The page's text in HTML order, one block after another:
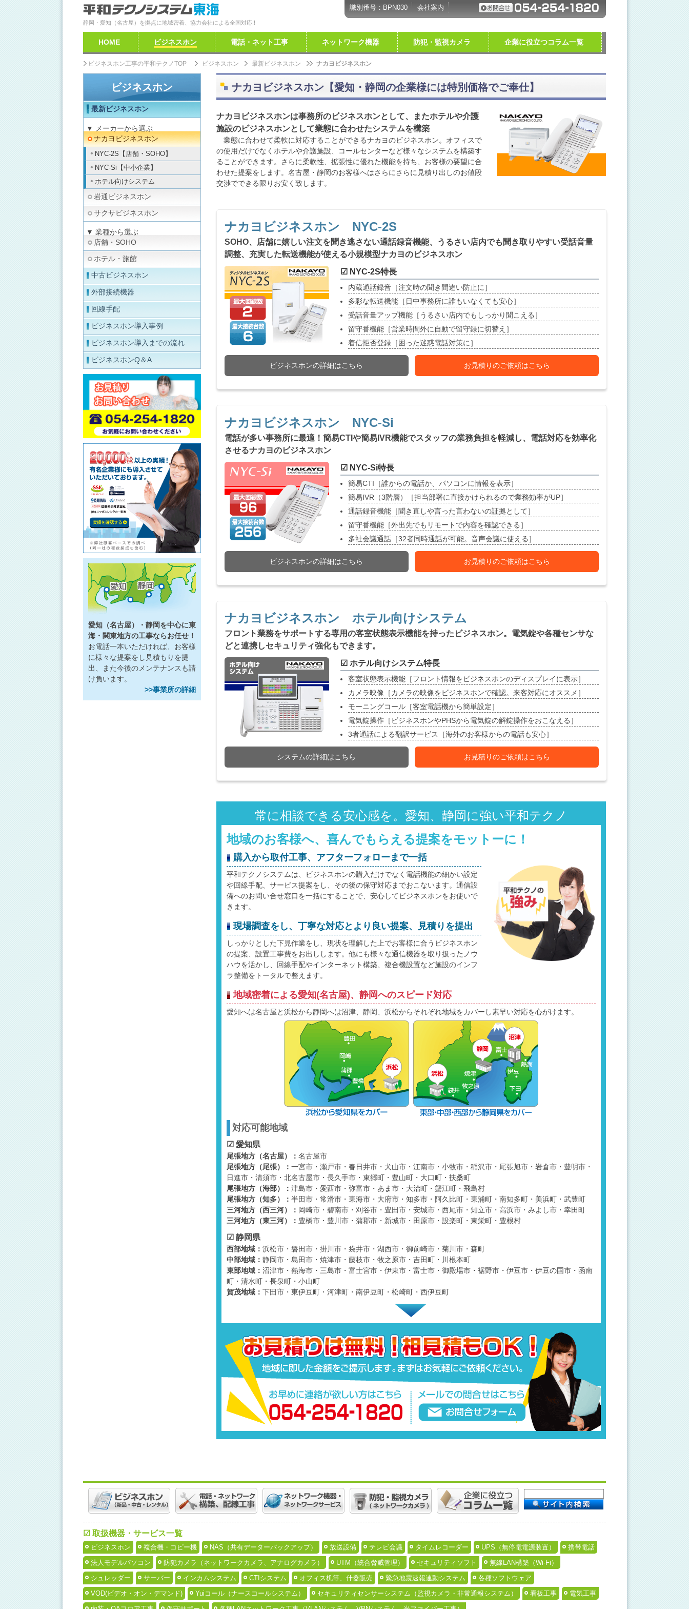
静岡・愛知（名古屋）を拠点に地域密着、協力会社による全国対応!!
識別番号：BPN030 会社案内
HOME ビジネスホン 電話・ネット工事 ネットワーク機器 防犯・監視カメラ 企業に役立つコラム一覧
ビジネスホン工事の平和テクノTOP ビジネスホン 最新ビジネスホン ナカヨビジネスホン
ナカヨビジネスホン【愛知・静岡の企業様には特別価格でご奉仕】
ナカヨビジネスホンは事務所のビジネスホンとして、またホテルや介護
施設のビジネスホンとして業態に合わせたシステムを構築
業態に合わせて柔軟に対応することができるナカヨのビジネスホン。オフィスで
の使用だけでなくホテルや介護施設、コールセンターなど様々なシステムを構築す
ることができます。さらに柔軟性、拡張性に優れた機能を持ち、お客様の要望に合
わせた提案をします。名古屋・静岡のお客様へはさらにさらに見積り出しのお値段
交渉でできる限りお安く致します。
ナカヨビジネスホン NYC-2S
SOHO、店舗に嬉しい注文を聞き逃さない通話録音機能、うるさい店内でも聞き取りやすい受話音量
調整、充実した転送機能が使える小規模型ナカヨのビジネスホン
☑ NYC-2S特長
内蔵通話録音［注文時の聞き間違い防止に］
多彩な転送機能［日中事務所に誰もいなくても安心］
受話音量アップ機能［うるさい店内でもしっかり聞こえる］
留守番機能［営業時間外に自動で留守録に切替え］
着信拒否登録［困った迷惑電話対策に］
ビジネスホンの詳細はこちら お見積りのご依頼はこちら
ナカヨビジネスホン NYC-Si
電話が多い事務所に最適！簡易CTIや簡易IVR機能でスタッフの業務負担を軽減し、電話対応を効率化
させるナカヨのビジネスホン
☑ NYC-Si特長
簡易CTI［誰からの電話か、パソコンに情報を表示］
簡易IVR（3階層）［担当部署に直接かけられるので業務効率がUP］
通話録音機能［聞き直しや言った言わないの証拠として］
留守番機能［外出先でもリモートで内容を確認できる］
多社会議通話［32者同時通話が可能。音声会議に使える］
ビジネスホンの詳細はこちら お見積りのご依頼はこちら
ナカヨビジネスホン ホテル向けシステム
フロント業務をサポートする専用の客室状態表示機能を持ったビジネスホン。電気錠や各種センサな
どと連携しセキュリティ強化もできます。
☑ ホテル向けシステム特長
客室状態表示機能［フロント情報をビジネスホンのディスプレイに表示］
カメラ映像［カメラの映像をビジネスホンで確認。来客対応にオススメ］
モーニングコール［客室電話機から簡単設定］
電気錠操作［ビジネスホンやPHSから電気錠の解錠操作をおこなえる］
3者通話による翻訳サービス［海外のお客様からの電話も安心］
システムの詳細はこちら お見積りのご依頼はこちら
常に相談できる安心感を。愛知、静岡に強い平和テクノ
地域のお客様へ、喜んでもらえる提案をモットーに！
購入から取付工事、アフターフォローまで一括
平和テクノシステムは、ビジネスホンの購入だけでなく電話機能の細かい設定
や回線手配、サービス提案をし、その後の保守対応までおこないます。通信設
備へのお問い合せ窓口を一括にすることで、安心してビジネスホンをお使いで
きます。
現場調査をし、丁寧な対応とより良い提案、見積りを提出
しっかりとした下見作業をし、現状を理解した上でお客様に合うビジネスホン
の提案、設置工事費をお出しします。他にも様々な通信機器を取り扱ったノウ
ハウを活かし、回線手配やインターネット構築、複合機設置など施設のインフ
ラ整備をトータルで整えます。
地域密着による愛知(名古屋)、静岡へのスピード対応
愛知へは名古屋と浜松から静岡へは沼津、静岡、浜松からそれぞれ地域をカバーし素早い対応を心がけます。
対応可能地域
☑ 愛知県
尾張地方（名古屋）： 名古屋市
尾張地方（尾張）： 一宮市・瀬戸市・春日井市・犬山市・江南市・小牧市・稲沢市・尾張旭市・岩倉市・豊明市・
日進市・清須市・北名古屋市・長久手市・東郷町・豊山町・大口町・扶桑町
尾張地方（海部）： 津島市・愛西市・弥富市・あま市・大治町・蟹江町・飛島村
尾張地方（知多）： 半田市・常滑市・東海市・大府市・知多市・阿久比町・東浦町・南知多町・美浜町・武豊町
三河地方（西三河）： 岡崎市・碧南市・刈谷市・豊田市・安城市・西尾市・知立市・高浜市・みよし市・幸田町
三河地方（東三河）： 豊橋市・豊川市・蒲郡市・新城市・田原市・設楽町・東栄町・豊根村
☑ 静岡県
西部地域： 浜松市・磐田市・掛川市・袋井市・湖西市・御前崎市・菊川市・森町
中部地域： 静岡市・島田市・焼津市・藤枝市・牧之原市・吉田町・川根本町
東部地域： 沼津市・熱海市・三島市・富士宮市・伊東市・富士市・御殿場市・裾野市・伊豆市・伊豆の国市・函南
町・清水町・長泉町・小山町
賀茂地域： 下田市・東伊豆町・河津町・南伊豆町・松崎町・西伊豆町
ビジネスホン
最新ビジネスホン
▼ メーカーから選ぶ
ナカヨビジネスホン
NYC-2S【店舗・SOHO】
NYC-Si【中小企業】
ホテル向けシステム
岩通ビジネスホン
サクサビジネスホン
▼ 業種から選ぶ
店舗・SOHO
ホテル・旅館
中古ビジネスホン
外部接続機器
回線手配
ビジネスホン導入事例
ビジネスホン導入までの流れ
ビジネスホンQ＆A
愛知（名古屋）・静岡を中心に東
海・関東地方の工事ならお任せ！
お電話一本いただければ、お客様
に様々な提案をし見積もりを提
出、また今後のメンテナンスも請
け負います。
>>事業所の詳細
☑ 取扱機器・サービス一覧
ビジネスホン 複合機・コピー機 NAS（共有データーバックアップ） 放送設備 テレビ会議 タイムレコーダー UPS（無停電電源装置）
携帯電話
法人モデルパソコン
防犯カメラ（ネットワークカメラ、アナログカメラ） UTM（統合脅威管理） セキュリティソフト
無線LAN構築（Wi-Fi）
シュレッダー
サーバー インカムシステム CTIシステム オフィス机等、什器販売 緊急地震速報連動システム
各種ソフトウェア
VOD(ビデオ・オン・デマンド)
Yuiコール（ナースコールシステム） セキュリティセンサーシステム（監視カメラ・非常通報システム） 看板工事
電気工事